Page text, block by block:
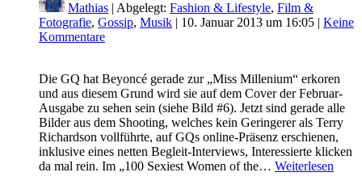
Mathias | Abgelegt: Fashion & Lifestyle, Film &
Fotografie, Gossip, Musik | 10. Januar 2013 um 16:05 | Keine
Kommentare
Die GQ hat Beyoncé gerade zur „Miss Millenium“ erkoren
und aus diesem Grund wird sie auf dem Cover der Februar-
Ausgabe zu sehen sein (siehe Bild #6). Jetzt sind gerade alle
Bilder aus dem Shooting, welches kein Geringerer als Terry
Richardson vollführte, auf GQs online-Präsenz erschienen,
inklusive eines netten Begleit-Interviews, Interessierte klicken
da mal rein. Im „100 Sexiest Women of the… Weiterlesen